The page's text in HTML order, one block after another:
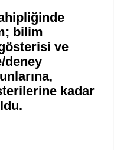
bilim
ve
deney
kadar